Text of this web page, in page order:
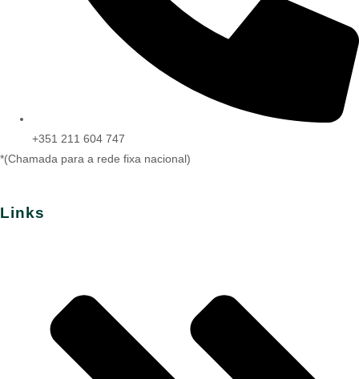
+351 211 604 747
*(Chamada para a rede fixa nacional)
Links